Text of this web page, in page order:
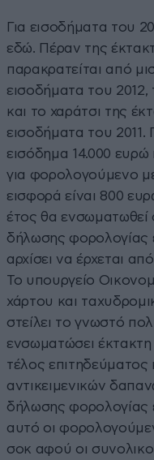
Για εισοδήματα του
εδώ. Πέραν της
παρακρατείται από
εισοδήματα του 2012,
και το χαράτσι της
εισοδήματα του
εισόδημα 14.000 ευρώ
για φορολογούμενο
εισφορά είναι 800
έτος θα ενσωματωθεί
δήλωσης φορολογίας
αρχίσει να έρχεται
Το υπουργείο
χάρτου και
στείλει το γνωστό
ενσωματώσει έκτακτη
τέλος επιτηδεύματος
αντικειμενικών
δήλωσης φορολογίας
αυτό οι
σοκ αφού οι